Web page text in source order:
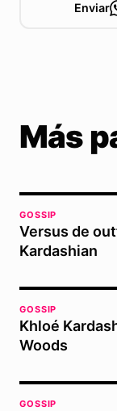
Enviar
Más
GOSSIP
Versus de
Kardashian
GOSSIP
Khloé
Woods
GOSSIP